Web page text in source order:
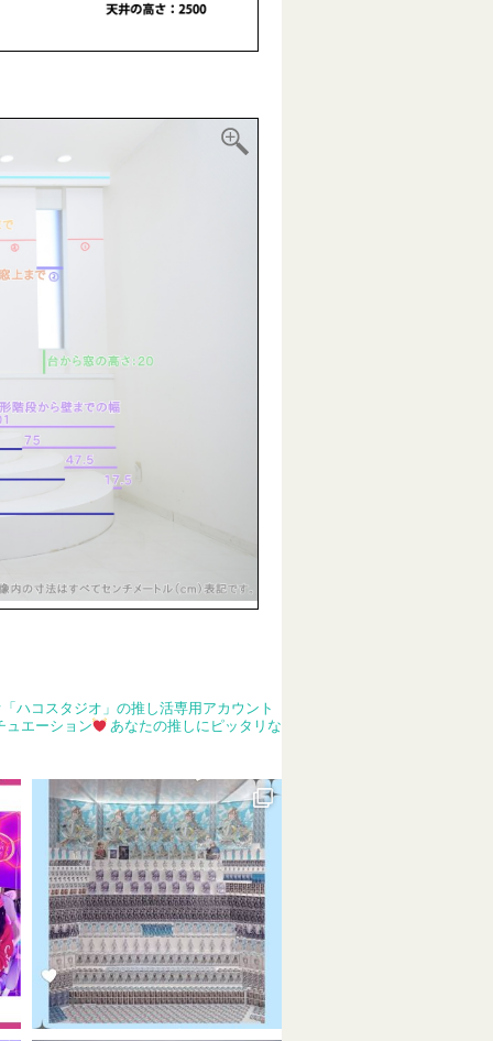
ハコスタジオ」の推し活専用アカウント
ュエーション
あなたの推しにピッタリな